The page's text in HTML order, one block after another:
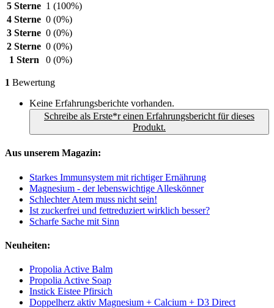
5 Sterne 1 (100%)
4 Sterne 0 (0%)
3 Sterne 0 (0%)
2 Sterne 0 (0%)
1 Stern
0 (0%)
1 Bewertung
Keine Erfahrungsberichte vorhanden.
Schreibe als Erste*r einen Erfahrungsbericht für dieses
Produkt.
Aus unserem Magazin:
Starkes Immunsystem mit richtiger Ernährung
Magnesium - der lebenswichtige Alleskönner
Schlechter Atem muss nicht sein!
Ist zuckerfrei und fettreduziert wirklich besser?
Scharfe Sache mit Sinn
Neuheiten:
Propolia Active Balm
Propolia Active Soap
Instick Eistee Pfirsich
Doppelherz aktiv Magnesium + Calcium + D3 Direct